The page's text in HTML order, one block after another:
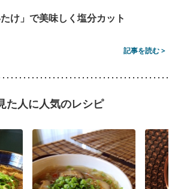
たけ」で美味しく塩分カット
記事を読む >
た人に人気のレシピ